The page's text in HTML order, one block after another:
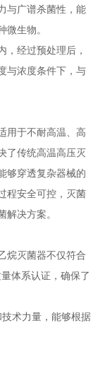
与广谱杀菌性，能
生物。
，经过预处理后，
与浓度条件下，与
用于不耐高温、高
了传统高温高压灭
够穿透复杂器械的
程安全可控，灭菌
决方案。
烷灭菌器不仅符合
体系认证，确保了
术力量，能够根据